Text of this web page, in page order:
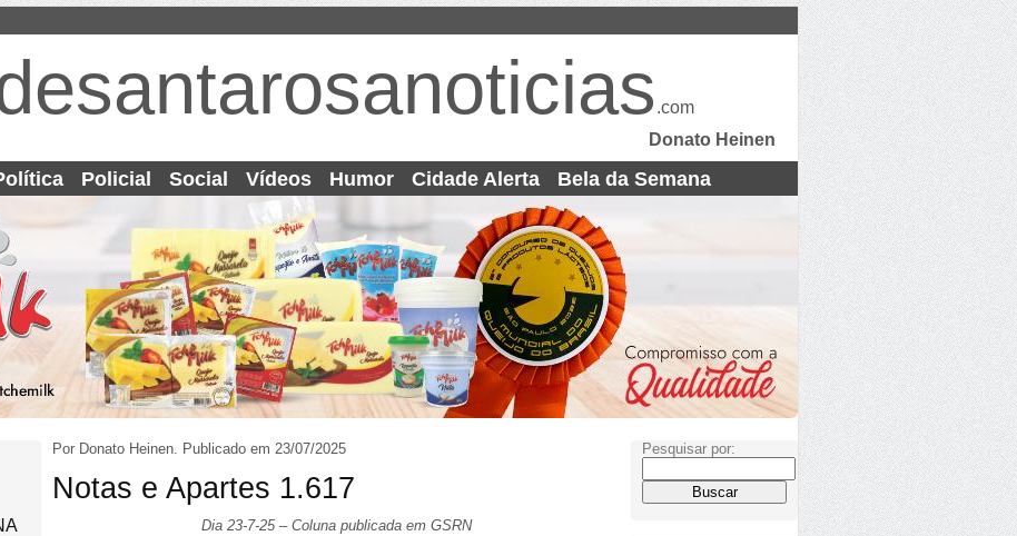
.com
Donato Heinen
Policial Social Vídeos Humor Cidade Alerta Bela da Semana
Por Donato Heinen. Publicado em 23/07/2025
Notas e Apartes 1.617
Dia 23-7-25 – Coluna publicada em GSRN
Pesquisar por: